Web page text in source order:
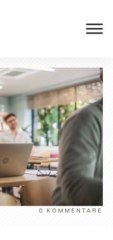
0 KOMMENTARE